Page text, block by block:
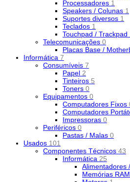
Processadores 1
Speakers / Colunas 1
Suportes diversos 1
Teclados 1
Touchpad / Trackpad
Telecomunicações 0
Placas Base /
Informática 7
Consumíveis 7
Papel 2
Tinteiros 5
Toners 0
Equipamentos 0
Computadores Fixos
Computadores
Impressoras 0
Periféricos 0
Pastas / Malas 0
Usados 101
Componentes Técnicos 43
Informática 25
Alimentadores
Memórias RAM